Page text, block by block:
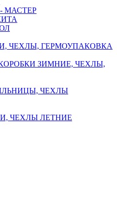
МАСТЕР
ЧЕХЛЫ, ГЕРМОУПАКОВКА
ЗИМНИЕ, ЧЕХЛЫ,
ЧЕХЛЫ
ЧЕХЛЫ ЛЕТНИЕ